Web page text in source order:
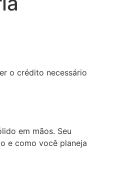
o crédito necessário
em mãos. Seu
e como você planeja